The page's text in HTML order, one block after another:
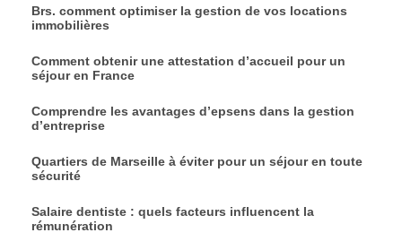
Brs. comment optimiser la gestion de vos locations
immobilières
Comment obtenir une attestation d’accueil pour un
séjour en France
Comprendre les avantages d’epsens dans la gestion
d’entreprise
Quartiers de Marseille à éviter pour un séjour en toute
sécurité
Salaire dentiste : quels facteurs influencent la
rémunération